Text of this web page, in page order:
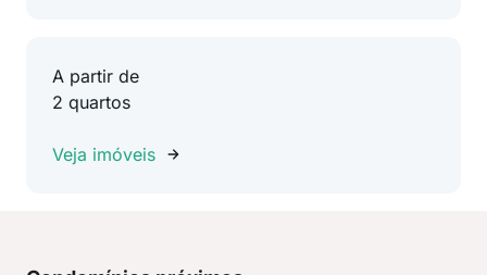
A partir de
2 quartos
Veja imóveis